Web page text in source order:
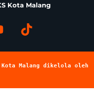
Kota Malang